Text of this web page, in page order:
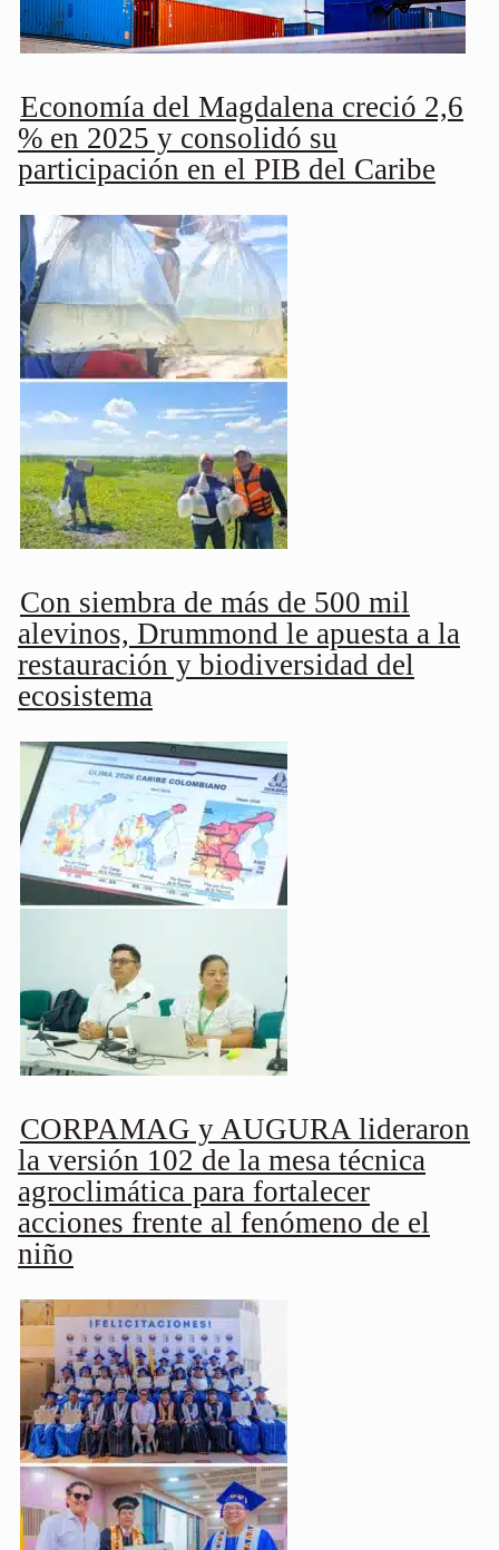
Economía del Magdalena creció 2,6
% en 2025 y consolidó su
participación en el PIB del Caribe
Con siembra de más de 500 mil
alevinos, Drummond le apuesta a la
restauración y biodiversidad del
ecosistema
CORPAMAG y AUGURA lideraron
la versión 102 de la mesa técnica
agroclimática para fortalecer
acciones frente al fenómeno de el
niño